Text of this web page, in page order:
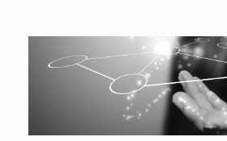
indhold